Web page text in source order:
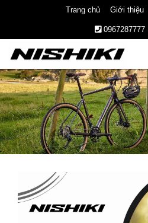
Trang chủ Giới thiệu
0967287777
Nishiki
– Xe
Đạp
Nhật
Bản –